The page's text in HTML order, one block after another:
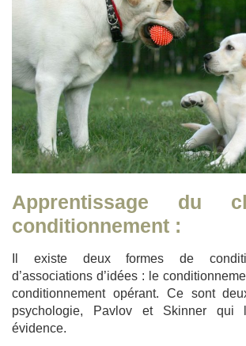
Apprentissage du
conditionnement :
Il existe deux formes de
d’associations d’idées : le
conditionnement opérant. Ce sont
psychologie, Pavlov et Skinner
évidence.